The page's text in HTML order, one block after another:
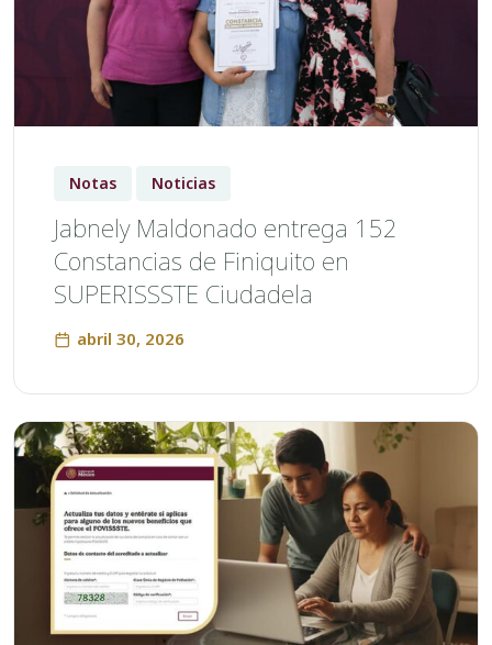
Notas Noticias
Jabnely Maldonado entrega 152
Constancias de Finiquito en
SUPERISSSTE Ciudadela
abril 30, 2026